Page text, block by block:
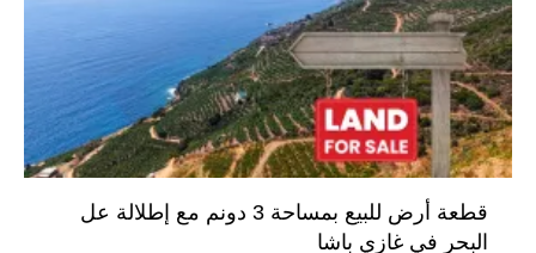
قطعة أرض للبيع بمساحة 3 دونم مع إطلالة عل
البحر في غازي باشا